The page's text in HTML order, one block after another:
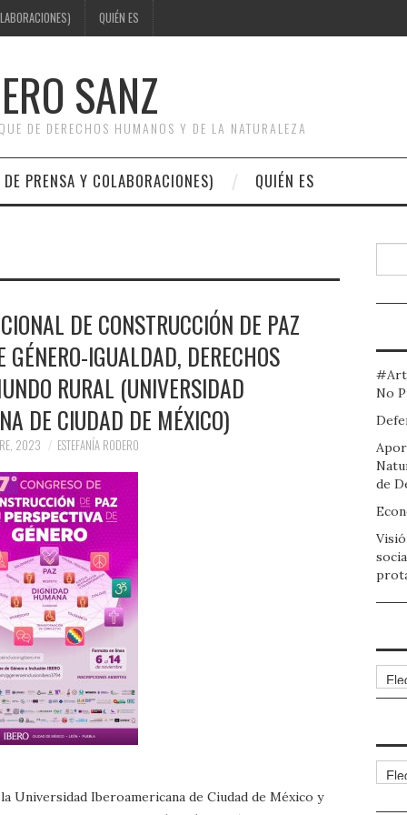
QUIÉN ES
SANZ
DE DERECHOS HUMANOS Y DE LA NATURALEZA
PRENSA Y COLABORACIONES) QUIÉN ES
DE CONSTRUCCIÓN DE PAZ
GÉNERO-IGUALDAD, DERECHOS
RURAL (UNIVERSIDAD
DE CIUDAD DE MÉXICO)
2023 ESTEFANÍA RODERO
Universidad Iberoamericana de Ciudad de México y
No
de